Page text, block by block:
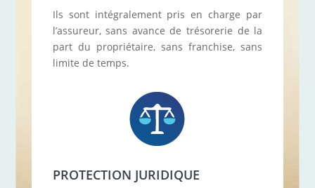
Ils sont intégralement pris en charge par
l’assureur, sans avance de trésorerie de la
part du propriétaire, sans franchise, sans
limite de temps.
PROTECTION JURIDIQUE